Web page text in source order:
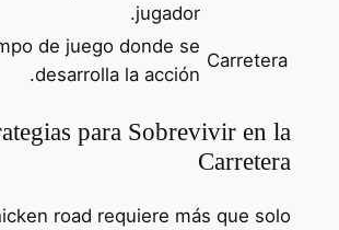
jugador.
Carretera
de juego donde se
desarrolla la acción.
para Sobrevivir en la
Carretera
road requiere más que solo